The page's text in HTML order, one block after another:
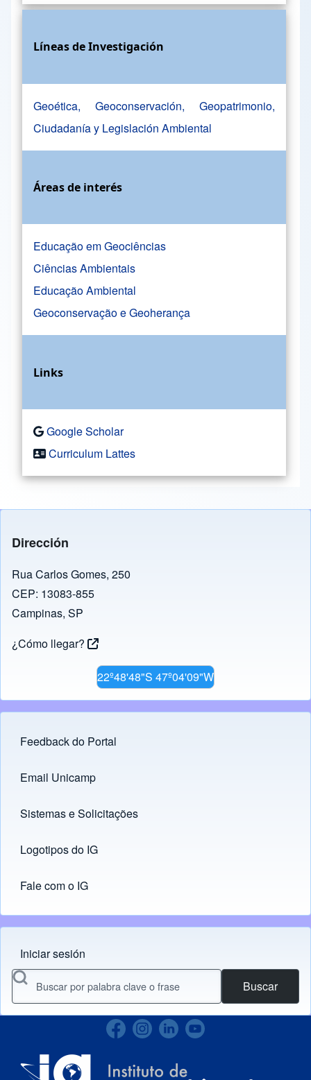
Líneas de Investigación
Geoética, Geoconservación, Geopatrimonio,
Ciudadanía y Legislación Ambiental
Áreas de interés
Educação em Geociências
Ciências Ambientais
Educação Ambiental
Geoconservação e Geoherança
Links
Google Scholar
Curriculum Lattes
Dirección
Rua Carlos Gomes, 250
CEP: 13083-855
Campinas, SP
¿Cómo llegar?
22º48'48"S 47º04'09"W
Footer menu
Feedback do Portal
Links
Email Unicamp
(opens in new tab)
Sistemas e Solicitações
(opens in new tab)
Logotipos do IG
(opens in new tab)
Fale com o IG
Menu do usuário
Iniciar sesión
Buscar